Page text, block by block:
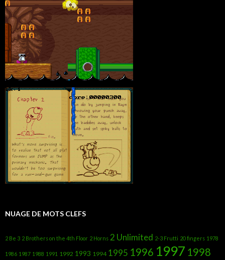
NUAGE DE MOTS CLEFS
2 Be 3 2 Brothers on the 4th Floor 2 Horns 2 Unlimited 2-3 Frutti 20 fingers 1978
1986 1987 1988 1991 1992 1993 1994 1995 1996 1997 1998